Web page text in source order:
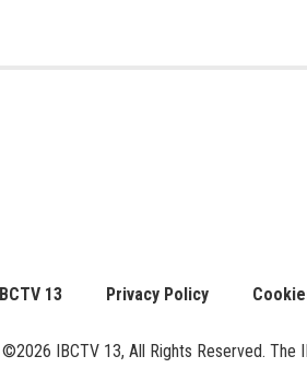
13 Privacy Policy
IBCTV 13, All Rights Reserved.